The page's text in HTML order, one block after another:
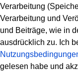
Verarbeitung
Verarbeitung und
und Beiträge, wie in
ausdrücklich zu. Ich
gelesen habe und